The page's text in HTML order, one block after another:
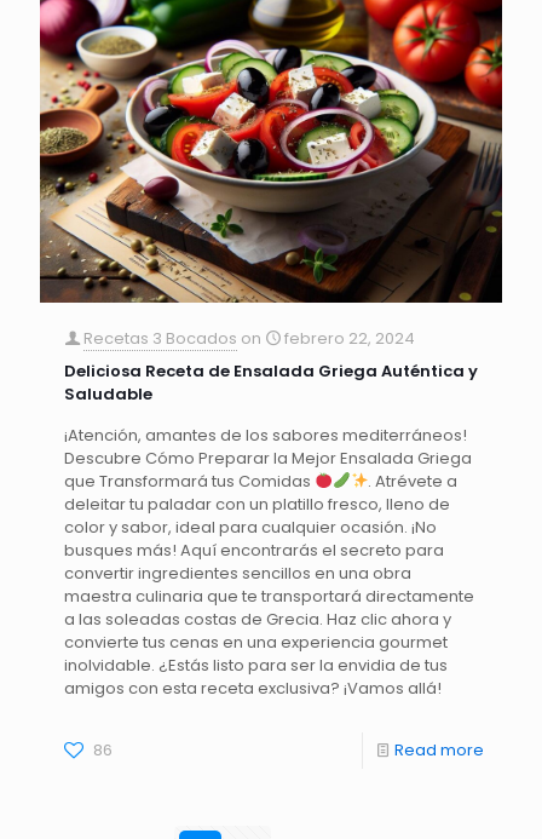
Recetas 3 Bocados on
febrero 22, 2024
Deliciosa Receta de Ensalada Griega Auténtica y
Saludable
¡Atención, amantes de los sabores mediterráneos!
Descubre Cómo Preparar la Mejor Ensalada Griega
que Transformará tus Comidas
. Atrévete a
deleitar tu paladar con un platillo fresco, lleno de
color y sabor, ideal para cualquier ocasión. ¡No
busques más! Aquí encontrarás el secreto para
convertir ingredientes sencillos en una obra
maestra culinaria que te transportará directamente
a las soleadas costas de Grecia. Haz clic ahora y
convierte tus cenas en una experiencia gourmet
inolvidable. ¿Estás listo para ser la envidia de tus
amigos con esta receta exclusiva? ¡Vamos allá!
86 Read more